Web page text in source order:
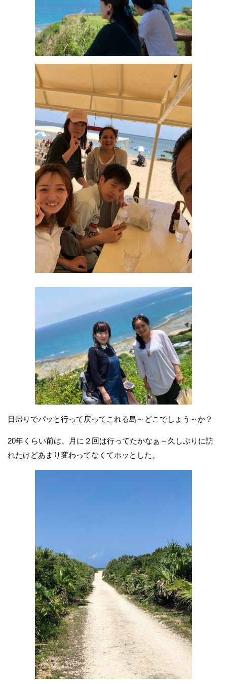
日帰りでパッと行って戻ってこれる島～どこでしょう～か？
20年くらい前は、月に２回は行ってたかなぁ～久しぶりに訪
れたけどあまり変わってなくてホッとした。